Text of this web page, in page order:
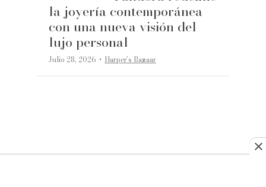
la joyería contemporánea
con una nueva visión del
lujo personal
Julio 28, 2026 ·Harper’s Bazaar